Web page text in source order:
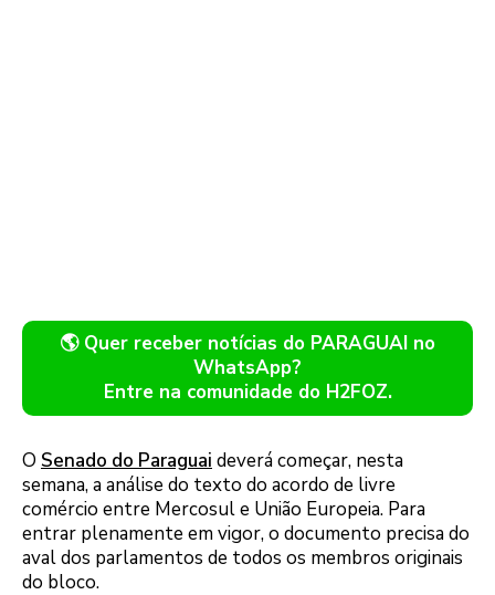
🌎 Quer receber notícias do PARAGUAI no
WhatsApp?
Entre na comunidade do H2FOZ.
O Senado do Paraguai deverá começar, nesta
semana, a análise do texto do acordo de livre
comércio entre Mercosul e União Europeia. Para
entrar plenamente em vigor, o documento precisa do
aval dos parlamentos de todos os membros originais
do bloco.